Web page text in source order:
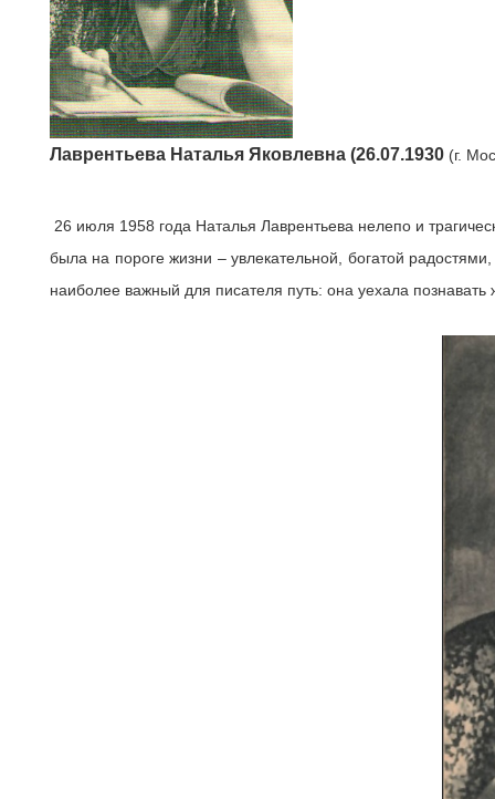
Лаврентьева Наталья Яковлевна (26.07.1930 (г.
26 июля 1958 года Наталья Лаврентьева нелепо и
была на пороге жизни – увлекательной, богатой
наиболее важный для писателя путь: она уехала